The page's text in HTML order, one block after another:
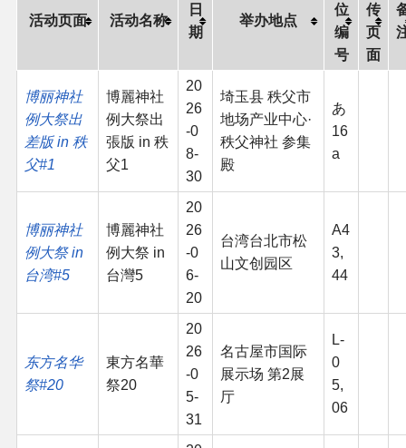
活动页面 活动名称
日
期
举办地点
位
编
号
传
页
面
博丽神社
例大祭出
差版 in 秩
父#1
博麗神社
例大祭出
張版 in 秩
父1
20
26
-0
8-
30
埼玉县 秩父市
地场产业中心·
秩父神社 参集
殿
あ
16
a
博丽神社
例大祭 in
台湾#5
博麗神社
例大祭 in
台灣5
20
26
-0
6-
20
台湾台北市松
山文创园区
A4
3,
44
东方名华
祭#20
東方名華
祭20
20
26
-0
5-
31
名古屋市国际
展示场 第2展
厅
L-
0
5,
06